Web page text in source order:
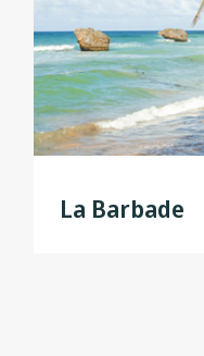
La Barbade